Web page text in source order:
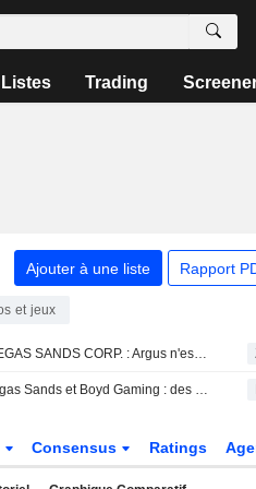
Listes Trading
Ajouter à une liste Rapport
et jeux
LAS VEGAS SANDS CORP. : Argus n'est plus acheteur
Las Vegas Sands et Boyd Gaming : des résultats en ligne portés par la solidité du marché domestique, selon Morgan Stanley
Consensus Ratings